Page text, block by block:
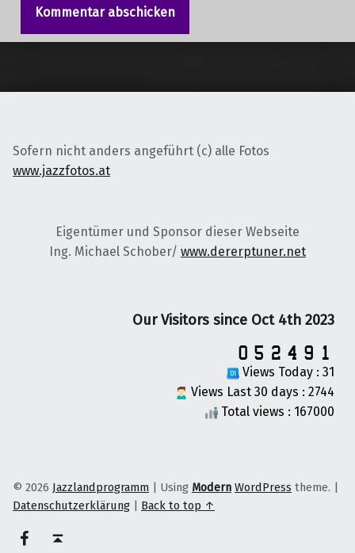
Sofern nicht anders angeführt (c) alle Fotos
www.jazzfotos.at
Eigentümer und Sponsor dieser Webseite
Ing. Michael Schober/ www.dererptuner.net
Our Visitors since Oct 4th 2023
Views Today : 31
Views Last 30 days : 2744
Total views : 167000
© 2026 Jazzlandprogramm | Using Modern WordPress theme. |
Datenschutzerklärung | Back to top ↑